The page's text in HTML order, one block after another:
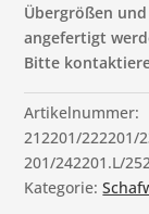
Übergrößen
angefertigt
Bitte
Artikelnummer:
212201/222201/
201/242201.L/
Kategorie: